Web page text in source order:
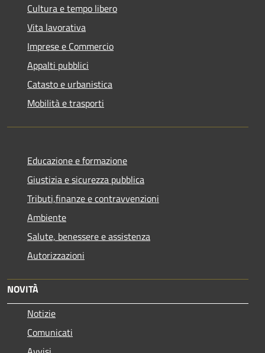
Cultura e tempo libero
Vita lavorativa
Imprese e Commercio
Appalti pubblici
Catasto e urbanistica
Mobilità e trasporti
Educazione e formazione
Giustizia e sicurezza pubblica
Tributi,finanze e contravvenzioni
Ambiente
Salute, benessere e assistenza
Autorizzazioni
NOVITÀ
Notizie
Comunicati